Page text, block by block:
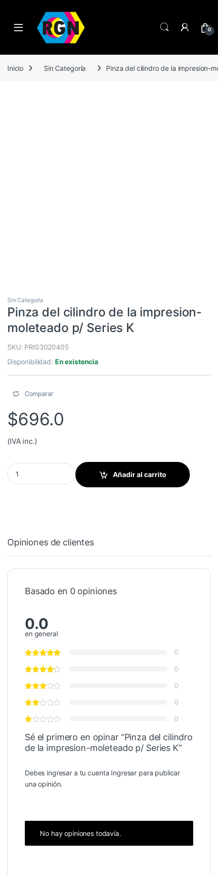
Open 0
Inicio Sin Categoría Pinza del cilindro de la impresion-
Sin Categoría
Pinza del cilindro de la impresion-
moleteado p/ Series K
SKU: PRI03020405
Disponibilidad: En existencia
Comparar
$696.0
(IVA inc.)
Pinza del cilindro de la impresion-moleteado p/ Series K quantity
Añadir al carrito
Opiniones de clientes
Basado en 0 opiniones
0.0
en general
0
0
0
0
0
Sé el primero en opinar “Pinza del cilindro
de la impresion-moleteado p/ Series K”
Debes ingresar a tu cuenta Ingresar para publicar
una opinión.
No hay opiniones todavía.